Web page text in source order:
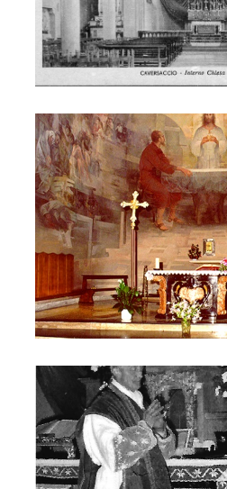
Interno della di Chiesa di San
Don Luigi Todeschini